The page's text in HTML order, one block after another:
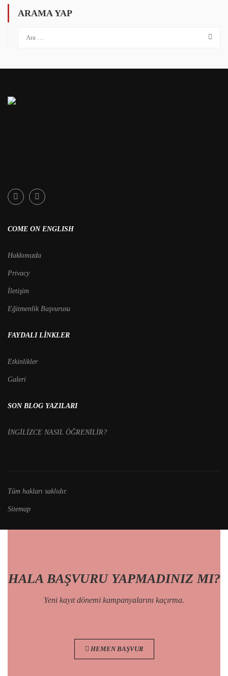
ARAMA YAP
COME ON ENGLISH
Hakkımızda
Privacy
İletişim
Eğitmenlik Başvurusu
FAYDALI LINKLER
Etkinlikler
Galeri
SON BLOG YAZILARI
İNGİLİZCE NASIL ÖĞRENİLİR?
Tüm hakları saklıdır.
Sitemap
HALA BAŞVURU YAPMADINIZ MI?
Yeni kayıt dönemi kampanyalarını kaçırma.
HEMEN BAŞVUR